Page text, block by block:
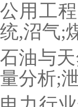
公用工
统,沼气;
石油与
量分析;